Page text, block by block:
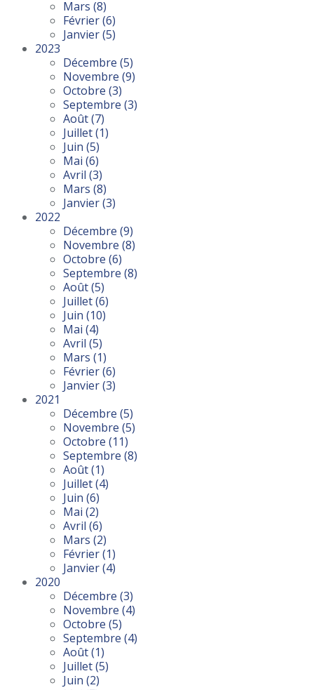
Mars (8)
Février(6)
Janvier(5)
2023
Décembre (5)
Novembre (9)
Octobre (3)
Septembre (3)
Août(7)
Juillet(1)
Juin (5)
Mai (6)
Avril (3)
Mars (8)
Janvier(3)
2022
Décembre (9)
Novembre (8)
Octobre (6)
Septembre (8)
Août(5)
Juillet(6)
Juin (10)
Mai (4)
Avril (5)
Mars (1)
Février(6)
Janvier(3)
2021
Décembre (5)
Novembre (5)
Octobre (11)
Septembre (8)
Août(1)
Juillet(4)
Juin (6)
Mai (2)
Avril (6)
Mars (2)
Février(1)
Janvier(4)
2020
Décembre (3)
Novembre (4)
Octobre (5)
Septembre (4)
Août(1)
Juillet(5)
Juin (2)